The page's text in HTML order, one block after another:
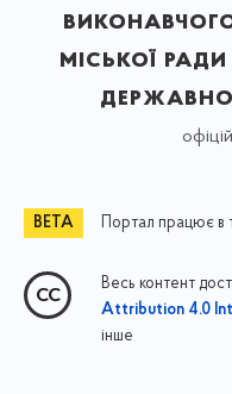
міської
Портал працює в
Весь контент
Attribution 4.0
інше